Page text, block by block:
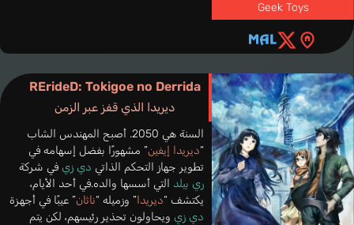
Geek Toys
RErideD: Tokigoe no Derrida
ديريدا الذي قفز عبر الزمن
السنة هي 2050. أصبح المهندس الشاب
“ديريدا إيفين” مشهورًا بفضل إسهامه في
تطوير جهاز التحكم الذاتي دي زي في شركة
ري بيلد التي أسسها والده.في أحد الأيام،
يكتشف “ديريدا” وزميله “ناثان” عيبًا في أجهزة
دي زي ويحاولون تحذير رئيسهم، لكن يتم